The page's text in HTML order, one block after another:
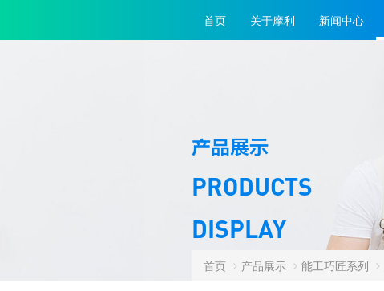
首页 关于摩利 新闻中心
产品展示
PRODUCTS
DISPLAY
首页 产品展示 能工巧匠系列